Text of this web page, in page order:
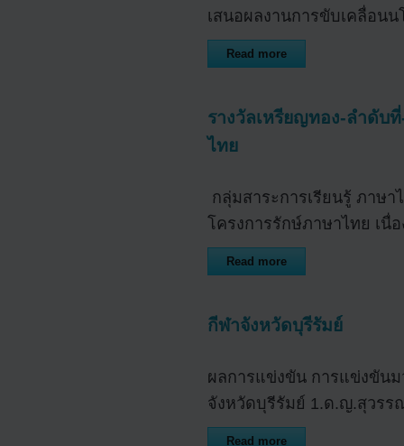
เสนอผลงานการขับเคลื่อน
Read more
รางวัลเหรียญทอง-ลำดับ
ไทย
กลุ่มสาระการเรียนรู้ ภาษ
โครงการรักษ์ภาษาไทย เนื่
Read more
กีฬาจังหวัดบุรีรัมย์
ผลการแข่งขัน การแข่งขัน
จังหวัดบุรีรัมย์ 1.ด.ญ.สุวร
Read more